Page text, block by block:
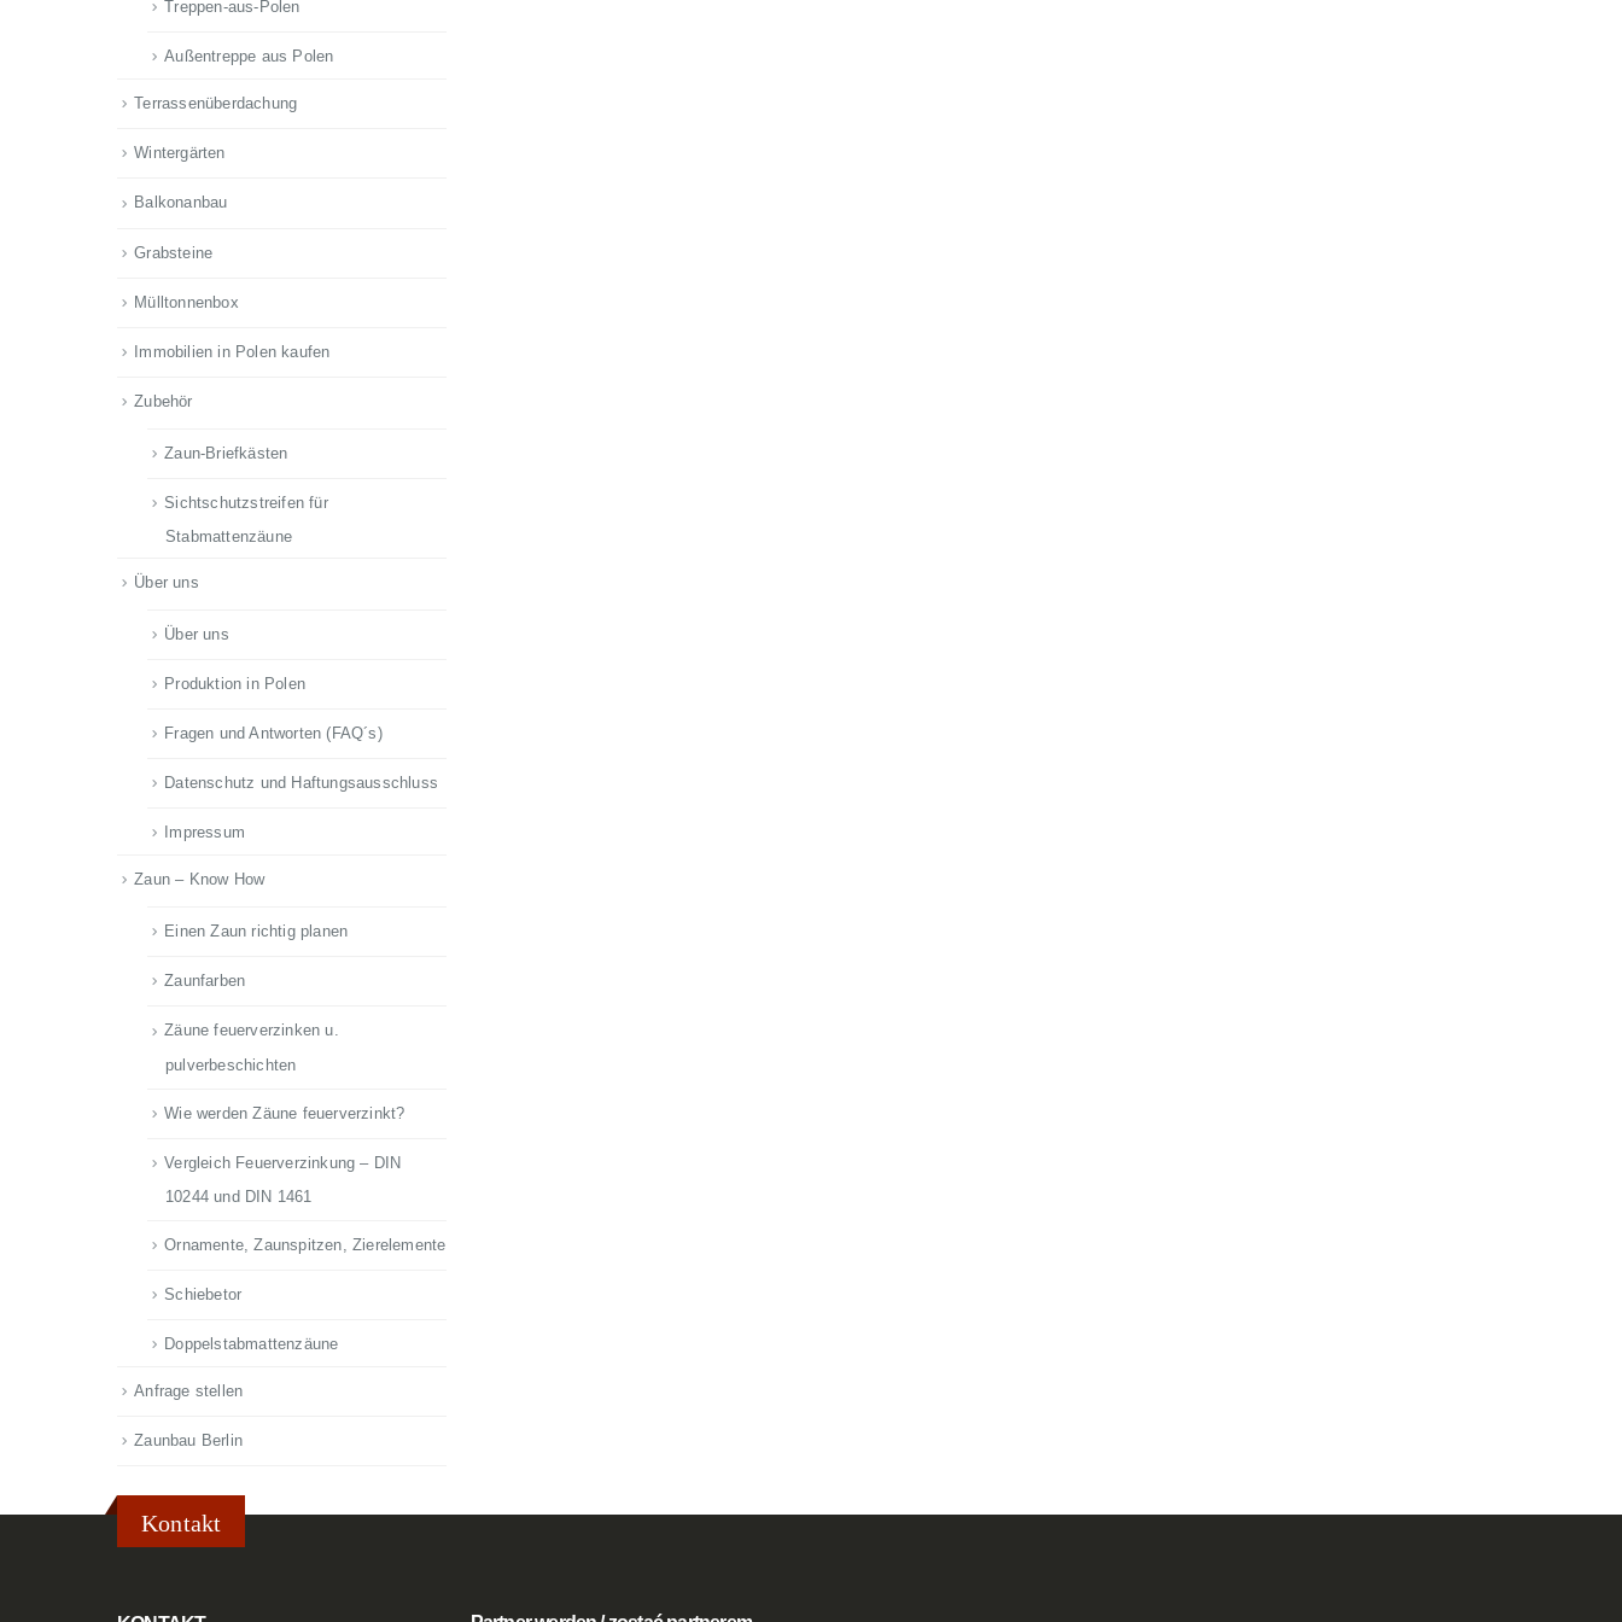
Treppen-aus-Polen
Außentreppe aus Polen
Terrassenüberdachung
Wintergärten
Balkonanbau
Grabsteine
Mülltonnenbox
Immobilien in Polen kaufen
Zubehör
Zaun-Briefkästen
Sichtschutzstreifen für
Stabmattenzäune
Über uns
Über uns
Produktion in Polen
Fragen und Antworten (FAQ´s)
Datenschutz und Haftungsausschluss
Impressum
Zaun – Know How
Einen Zaun richtig planen
Zaunfarben
Zäune feuerverzinken u.
pulverbeschichten
Wie werden Zäune feuerverzinkt?
Vergleich Feuerverzinkung – DIN
10244 und DIN 1461
Ornamente, Zaunspitzen, Zierelemente
Schiebetor
Doppelstabmattenzäune
Anfrage stellen
Zaunbau Berlin
Kontakt